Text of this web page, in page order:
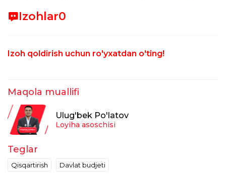
Izohlar0
Izoh qoldirish uchun ro'yxatdan o'ting!
Maqola muallifi
Ulug'bek Po'latov
Loyiha asoschisi
Teglar
Qisqartirish Davlat budjeti